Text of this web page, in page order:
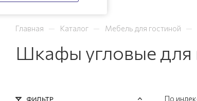
Главная — Каталог — Мебель для гостиной —
Шкафы угловые для
По
ФИЛЬТР